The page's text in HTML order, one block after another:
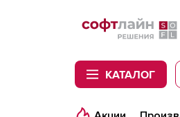
Softline
КАТАЛОГ